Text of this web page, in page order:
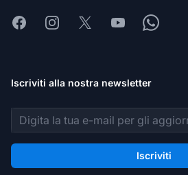
FacebookInstagram
X YoutubeWhatsapp
Iscriviti alla nostra newsletter
Indirizzo email
Iscriviti